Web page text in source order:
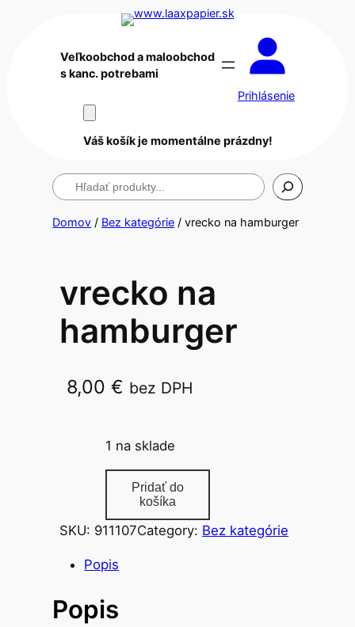
Veľkoobchod a maloobchod
s kanc. potrebami
Prihlásenie
Váš košík je momentálne prázdny!
Hľadanie
Domov / Bez kategórie / vrecko na hamburger
vrecko na
hamburger
8,00€ bez DPH
1 na sklade
o
ž
s
v
o
Pridať do
košíka
SKU: 911107Category: Bez kategórie
Popis
Popis